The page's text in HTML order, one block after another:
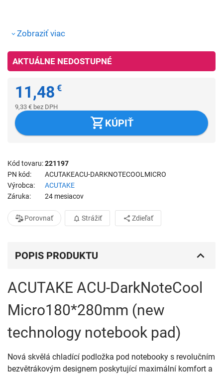
Zobraziť viac
AKTUÁLNE NEDOSTUPNÉ
11,48 €
9,33 € bez DPH
KÚPIŤ
Kód tovaru 221197
PN kód
ACUTAKEACU-DARKNOTECOOLMICRO
Výrobca
ACUTAKE
Záruka
24 mesiacov
Porovnať Strážiť Zdieľať
POPIS PRODUKTU
ACUTAKE ACU-DarkNoteCool
Micro180*280mm (new
technology notebook pad)
Nová skvělá chladící podložka pod notebooky s revolučním
bezvětrákovým designem poskytující maximální komfort a